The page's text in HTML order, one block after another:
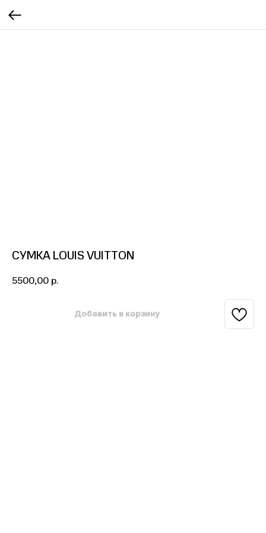
СУМКА LOUIS VUITTON
5500,00 р.
Добавить в корзину